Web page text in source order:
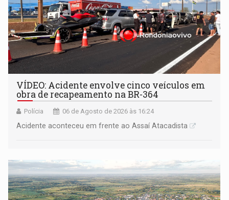
VÍDEO: Acidente envolve cinco veículos em
obra de recapeamento na BR-364
Polícia 06 de Agosto de 2026 às 16:24
Acidente aconteceu em frente ao Assaí Atacadista